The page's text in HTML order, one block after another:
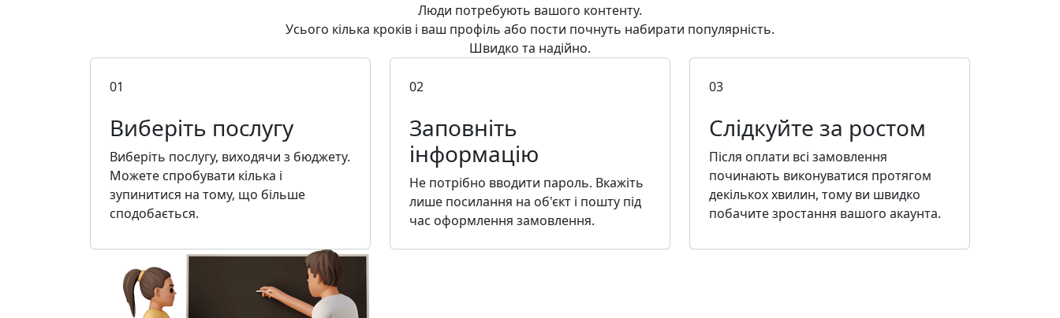
Люди потребують вашого контенту.
Усього кілька кроків і ваш профіль або пости почнуть набирати популярність.
Швидко та надійно.
01
Виберіть послугу
Виберіть послугу, виходячи з бюджету.
Можете спробувати кілька і
зупинитися на тому, що більше
сподобається.
02
Заповніть
інформацію
Не потрібно вводити пароль. Вкажіть
лише посилання на об'єкт і пошту під
час оформлення замовлення.
03
Слідкуйте за ростом
Після оплати всі замовлення
починають виконуватися протягом
декількох хвилин, тому ви швидко
побачите зростання вашого акаунта.